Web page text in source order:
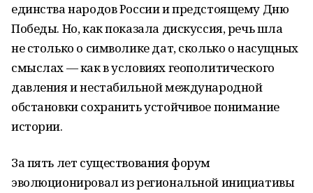
единства народов России и предстоящему Дню
Победы. Но, как показала дискуссия, речь шла
не столько о символике дат, сколько о насущных
смыслах — как в условиях геополитического
давления и нестабильной международной
обстановки сохранить устойчивое понимание
истории.
За пять лет существования форум
эволюционировал из региональной инициативы